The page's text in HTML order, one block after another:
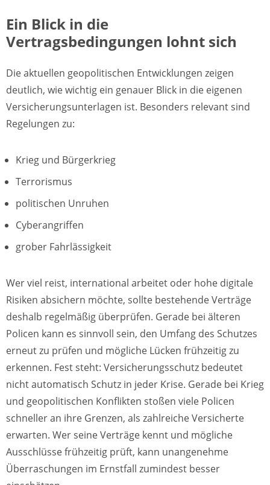
Ein Blick in die
Vertragsbedingungen lohnt sich
Die aktuellen geopolitischen Entwicklungen zeigen
deutlich, wie wichtig ein genauer Blick in die eigenen
Versicherungsunterlagen ist. Besonders relevant sind
Regelungen zu:
Krieg und Bürgerkrieg
Terrorismus
politischen Unruhen
Cyberangriffen
grober Fahrlässigkeit
Wer viel reist, international arbeitet oder hohe digitale
Risiken absichern möchte, sollte bestehende Verträge
deshalb regelmäßig überprüfen. Gerade bei älteren
Policen kann es sinnvoll sein, den Umfang des Schutzes
erneut zu prüfen und mögliche Lücken frühzeitig zu
erkennen. Fest steht: Versicherungsschutz bedeutet
nicht automatisch Schutz in jeder Krise. Gerade bei Krieg
und geopolitischen Konflikten stoßen viele Policen
schneller an ihre Grenzen, als zahlreiche Versicherte
erwarten. Wer seine Verträge kennt und mögliche
Ausschlüsse frühzeitig prüft, kann unangenehme
Überraschungen im Ernstfall zumindest besser